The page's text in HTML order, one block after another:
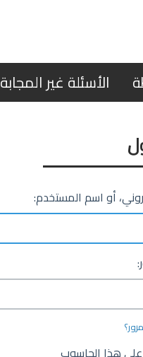
الأسئلة غير المجابة
أو اسم المستخدم:
هذا الحاسوب